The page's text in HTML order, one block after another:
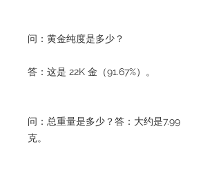
问：黄金纯度是多少？
答：这是 22K 金（91.67%）。
问：总重量是多少？答：大约是7.99
克。